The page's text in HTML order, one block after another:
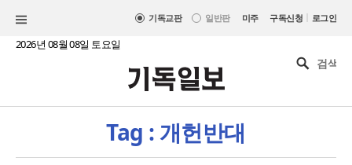
기독교판 일반판 미주 구독신청 | 로그인
2026년 08월 08일 토요일
Tag : 개헌반대